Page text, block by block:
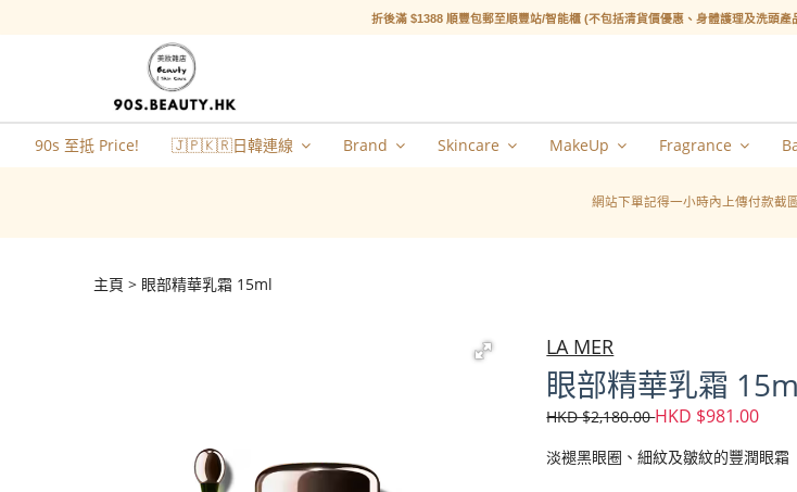
折後滿 $1388 順豐包郵至順豐站/智能櫃 (不包括清貨價優惠、身體護理及洗頭產
90s 至抵 Price! 🇯🇵🇰🇷日韓連線 Brand Skincare MakeUp Fragrance
網站下單記得一小時內上傳付款截
主頁 眼部精華乳霜 15ml
LA MER
眼部精華乳霜
HKD $2,180.00HKD $981.00
淡褪黑眼圈、細紋及皺紋的豐潤眼霜